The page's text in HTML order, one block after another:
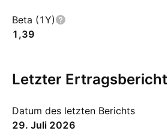
Beta (1Y)
1,39
Letzter Ertragsbericht
Datum des letzten Berichts
29. Juli 2026